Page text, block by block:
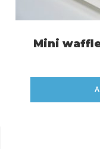
Mini